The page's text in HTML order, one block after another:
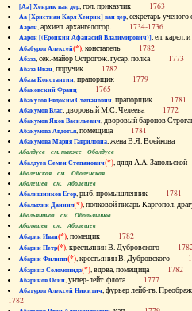
[Аа] Хенрик ван дер, гол. приказчик 1763
Аа [Христиан Карл Хенрик] ван дер, секретарь
Аарон, архиеп. архангелогор. 1734-1736
Аарон [(Еропкин Афанасий Владимирович)], еп.
Абабуров Алексей(*), констапель 1782
Абаза, сек.-майор Острогож. гусар. полка 1773
Абаза Иван, поручик 1782
Абаза Константин, прапорщик 1779
Абаковский Франц 1765
Абакулов Евдоким Степанович, прапорщик 1781
Абакумов Влас, дворовый М.С. Челеева 1772
Абакумов Яков Васильевич, дворовый баронов
Абакумова Авдотья, помещица 1781
Абакумова Мария Гавриловна, жена В.Я. Воейкова
Абалдуев см. также Оболдуев
Абалдуев Семен Степанович(*), дядя А.А.
Абаленская см. Оболенская
Абалешев см. Аболешев
Абалишников Егор, рыб. промышленник 1781
Абалыхин Даниил(*), полковой писарь Каргопол.
Абальянинов см. Обольянинов
Абаляшев см. Аболешев
Абарин Иван(*), помещик 1782
Абарин Петр(*), крестьянин В. Дубровского
Абарин Филипп(*), крестьянин В. Дубровского
Абарина Соломонида(*), вдова, помещица 1782
Абаринов Осип, унтер-лейт. флота 1777
Абатуров Алексей Никитич, фурьер лейб-гв.
1782